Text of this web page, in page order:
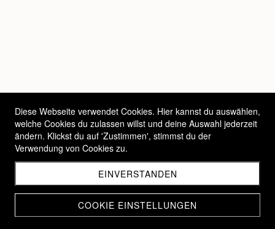
Diese Webseite verwendet Cookies. Hier kannst du auswählen,
welche Cookies du zulassen willst und deine Auswahl jederzeit
ändern. Klickst du auf 'Zustimmen', stimmst du der
Verwendung von Cookies zu.
EINVERSTANDEN
COOKIE EINSTELLUNGEN